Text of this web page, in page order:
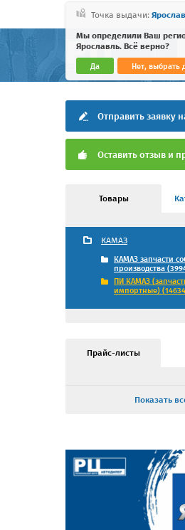
Точка выдачи:
Мы определили Ваш
Ярославль. Всё верно?
Да Нет, выбрать
Отправить заявку
Оставить отзыв и
Товары
КАМАЗ
КАМАЗ запчасти
производства
ПИ КАМАЗ
импортные)
Прайс-листы
Показать